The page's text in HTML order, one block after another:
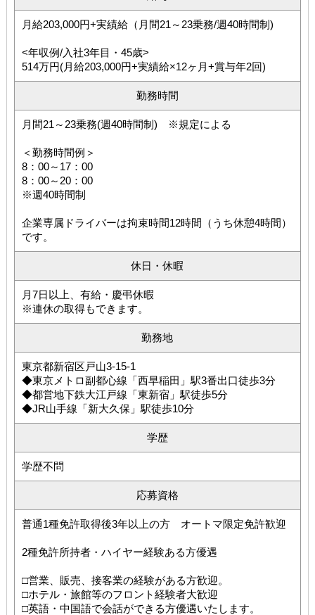
月給203,000円+実績給（月間21～23乗務/週40時間制)
<年収例/入社3年目・45歳>
514万円(月給203,000円+実績給×12ヶ月+賞与年2回)
勤務時間
月間21～23乗務(週40時間制) ※規定による
＜勤務時間例＞
8：00～17：00
8：00～20：00
※週40時間制
企業専属ドライバーは拘束時間12時間（うち休憩4時間）
です。
休日・休暇
月7日以上、有給・慶弔休暇
※連休の取得もできます。
勤務地
東京都新宿区戸山3-15-1
◆東京メトロ副都心線「西早稲田」駅3番出口徒歩3分
◆都営地下鉄大江戸線「東新宿」駅徒歩5分
◆JR山手線「新大久保」駅徒歩10分
学歴
学歴不問
応募資格
普通1種免許取得後3年以上の方 オートマ限定免許歓迎
2種免許所持者・ハイヤー経験ある方優遇
□営業、販売、接客業の経験がある方歓迎。
□ホテル・旅館等のフロント経験者大歓迎
□英語・中国語で会話ができる方優遇いたします。